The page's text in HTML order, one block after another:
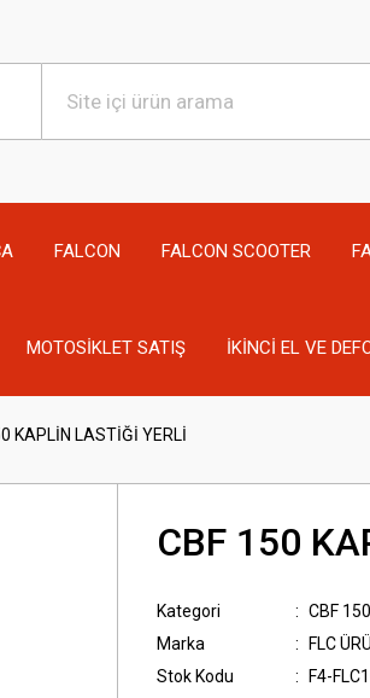
FALCON FALCON SCOOTER
MOTOSİKLET SATIŞ İKİNCİ EL VE
KAPLİN LASTİĞİ YERLİ
CBF 150
Kategori
CBF 150
Marka
FLC
Stok Kodu
F4-